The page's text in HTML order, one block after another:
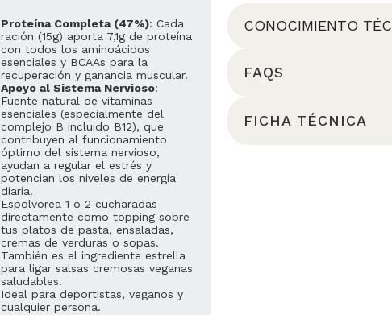
Proteína Completa (47%): Cada
ración (15g) aporta 7,1g de proteína
con todos los aminoácidos
esenciales y BCAAs para la
recuperación y ganancia muscular.
Apoyo al Sistema Nervioso:
Fuente natural de vitaminas
esenciales (especialmente del
complejo B incluido B12), que
contribuyen al funcionamiento
óptimo del sistema nervioso,
ayudan a regular el estrés y
potencian los niveles de energía
diaria.
Espolvorea 1 o 2 cucharadas
directamente como topping sobre
tus platos de pasta, ensaladas,
cremas de verduras o sopas.
También es el ingrediente estrella
para ligar salsas cremosas veganas
saludables.
Ideal para deportistas, veganos y
cualquier persona.
CONOCIMIENTO
FAQS
FICHA TÉCNICA